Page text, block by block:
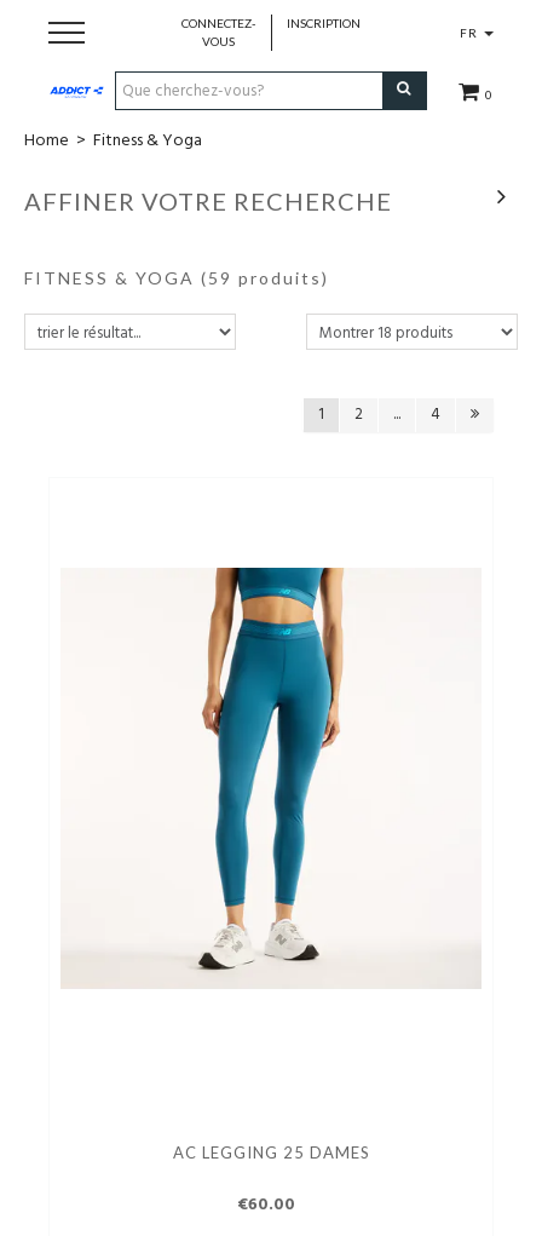
FR
0
CONNECTEZ-
VOUS
INSCRIPTION
Cadeaubon
Loopschoenen
Run
Swim
Home > Fitness & Yoga
AFFINER VOTRE RECHERCHE
FITNESS & YOGA (59 produits)
1 2 ... 4
AC LEGGING 25 DAMES
€60.00